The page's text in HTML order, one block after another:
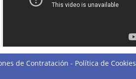
de Contratación - Política de Cookies